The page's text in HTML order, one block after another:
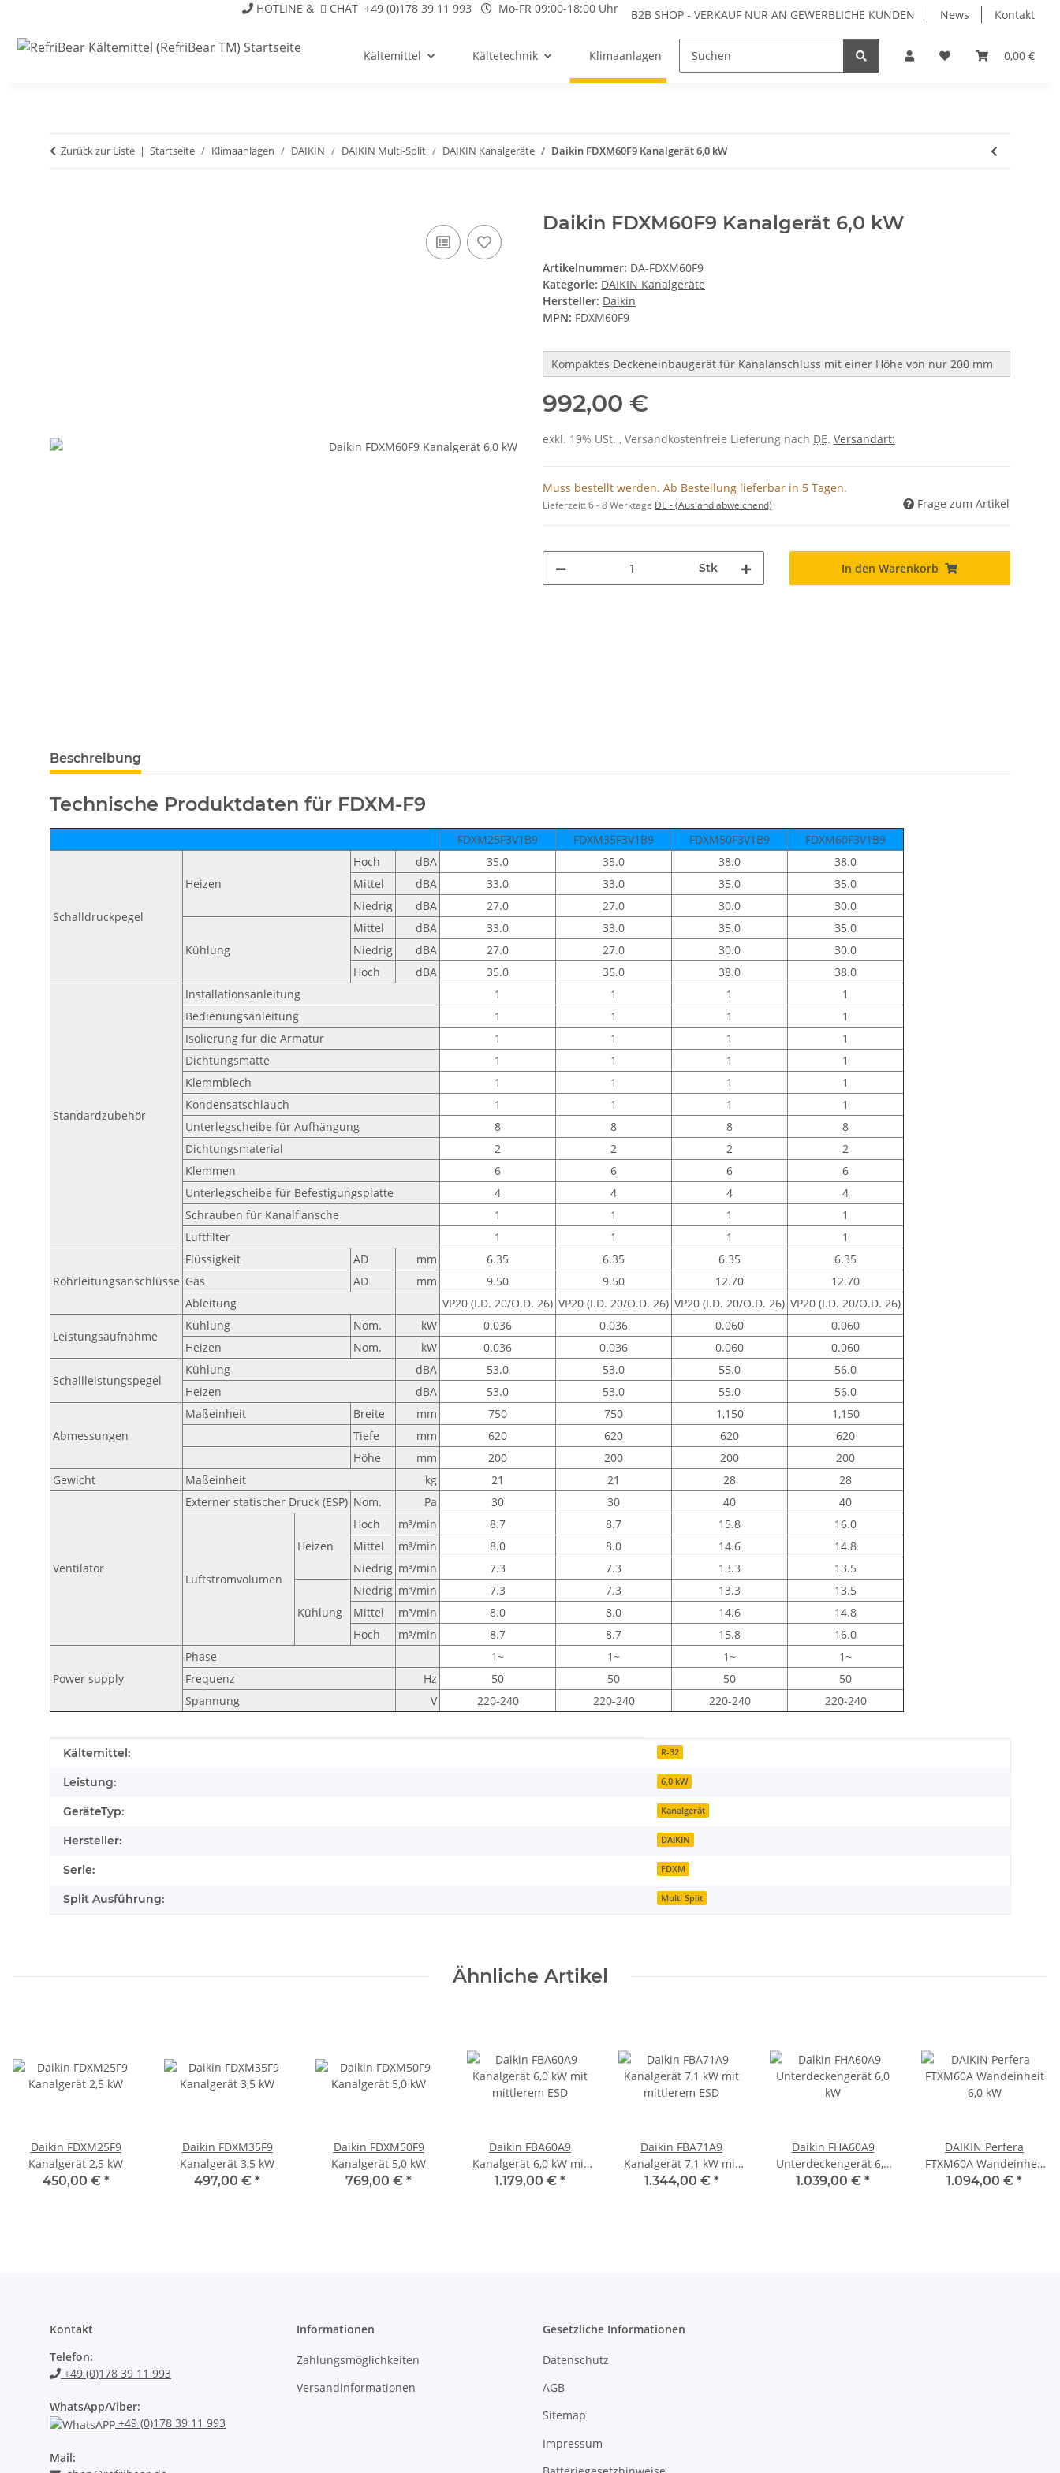
B2B SHOP - VERKAUF NUR AN GEWERBLICHE KUNDEN News Kontakt
HOTLINE & CHAT +49 (0)178 39 11 993 Mo-FR 09:00-18:00 Uhr
0,00 €
Kältemittel Kältetechnik Klimaanlagen Luftreiniger Wärmepumpen Zubehör
Zurück zur Liste Startseite Klimaanlagen DAIKIN DAIKIN Multi-Split DAIKIN Kanalgeräte Daikin FDXM60F9 Kanalgerät 6,0 kW
Daikin FDXM60F9 Kanalgerät 6,0 kW
Artikelnummer: DA-FDXM60F9
Kategorie: DAIKIN Kanalgeräte
Hersteller: Daikin
MPN: FDXM60F9
Kompaktes Deckeneinbaugerät für Kanalanschluss mit einer Höhe von nur 200 mm
992,00 €
exkl. 19% USt. , Versandkostenfreie Lieferung nach DE. Versandart:
Muss bestellt werden. Ab Bestellung lieferbar in 5 Tagen.
Lieferzeit:6 - 8 Werktage DE - (Ausland abweichend) Frage zum Artikel
Stk In den Warenkorb
weitere Registerkarten anzeigen
Beschreibung
Technische Produktdaten für FDXM-F9
FDXM25F3V1B9 FDXM35F3V1B9 FDXM50F3V1B9 FDXM60F3V1B9
Schalldruckpegel
Heizen
Hoch dBA 35.0 35.0 38.0
38.0
Mittel
dBA 33.0 33.0 35.0
35.0
Niedrig
dBA 27.0 27.0 30.0 30.0
Kühlung
Mittel dBA 33.0 33.0 35.0
35.0
Niedrig
dBA 27.0 27.0 30.0
30.0
Hoch
dBA 35.0 35.0 38.0 38.0
Standardzubehör
Installationsanleitung 1 1 1
1
Bedienungsanleitung
1 1 1
1
Isolierung für die Armatur
1 1 1
1
Dichtungsmatte
1 1 1
1
Klemmblech
1 1 1
1
Kondensatschlauch
1 1 1
1
Unterlegscheibe für Aufhängung
8 8 8
8
Dichtungsmaterial
2 2 2
2
Klemmen
6 6 6
6
Unterlegscheibe für Befestigungsplatte
4 4 4
4
Schrauben für Kanalflansche
1 1 1
1
Luftfilter
1 1 1 1
Rohrleitungsanschlüsse
Flüssigkeit AD mm 6.35 6.35 6.35
6.35
Gas
AD mm 9.50 9.50 12.70
12.70
Ableitung
VP20 (I.D. 20/O.D. 26) VP20 (I.D. 20/O.D. 26) VP20 (I.D. 20/O.D. 26) VP20 (I.D. 20/O.D. 26)
Leistungsaufnahme
Kühlung Nom. kW 0.036 0.036 0.060
0.060
Heizen
Nom. kW 0.036 0.036 0.060 0.060
Schallleistungspegel
Kühlung dBA 53.0 53.0 55.0
56.0
Heizen
dBA 53.0 53.0 55.0 56.0
Abmessungen
Maßeinheit Breite mm 750 750 1,150
1,150
Tiefe
mm 620 620 620
620
Höhe
mm 200 200 200
200
Gewicht
Maßeinheit kg 21 21 28 28
Ventilator
Externer statischer Druck (ESP) Nom. Pa 30 30 40 40
Luftstromvolumen
Heizen
Hoch m³/min 8.7 8.7 15.8
16.0
Mittel
m³/min 8.0 8.0 14.6
14.8
Niedrig m³/min 7.3 7.3 13.3 13.5
Kühlung
Niedrig m³/min 7.3 7.3 13.3
13.5
Mittel
m³/min 8.0 8.0 14.6
14.8
Hoch
m³/min 8.7 8.7 15.8 16.0
Power supply
Phase 1~ 1~ 1~
1~
Frequenz
Hz 50 50 50
50
Spannung
V 220-240 220-240 220-240 220-240
Produkteigenschaft
Wert
Kältemittel: R-32
Leistung: 6,0 kW
GeräteTyp: Kanalgerät
Hersteller: DAIKIN
Serie: FDXM
Split Ausführung: Multi Split
Ähnliche Artikel
Daikin FDXM25F9
Kanalgerät 2,5 kW
450,00 € *
Daikin FDXM35F9
Kanalgerät 3,5 kW
497,00 € *
Daikin FDXM50F9
Kanalgerät 5,0 kW
769,00 € *
Daikin FBA60A9
Kanalgerät 6,0 kW mit
mittlerem ESD
1.179,00 € *
Daikin FBA71A9
Kanalgerät 7,1 kW mit
mittlerem ESD
1.344,00 € *
Daikin FHA60A9
Unterdeckengerät 6,0
kW
1.039,00 € *
DAIKIN Perfera
FTXM60A Wandeinheit
6,0 kW
1.094,00 € *
Kontakt
Telefon:
+49 (0)178 39 11 993
WhatsApp/Viber:
+49 (0)178 39 11 993
Mail:
Informationen
Zahlungsmöglichkeiten
Versandinformationen
Gesetzliche Informationen
Datenschutz
AGB
Sitemap
Impressum